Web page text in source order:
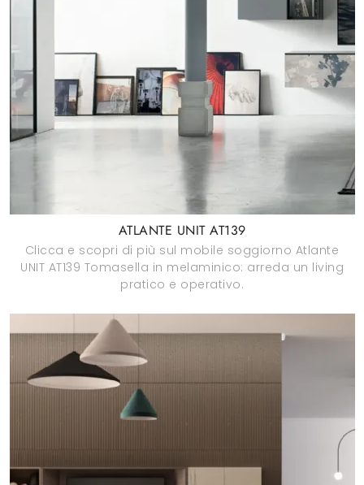
ATLANTE UNIT AT139
Clicca e scopri di più sul mobile soggiorno Atlante
UNIT AT139 Tomasella in melaminico: arreda un living
pratico e operativo.